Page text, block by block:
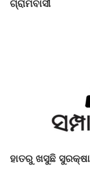
ଗ୍ରାମବାସୀ
ହାତରୁ ଖସୁଛି ସୁରକ୍ଷା